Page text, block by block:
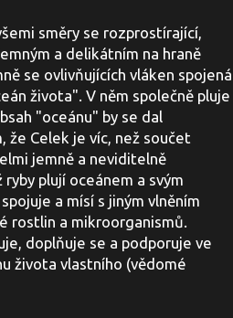
směry se rozprostírající,
a delikátním na hraně
se ovlivňujících vláken spojená
života". V něm společně pluje
"oceánu" by se dal
Celek je víc, než součet
jemně a neviditelně
plují oceánem a svým
a mísí s jiným vlněním
rostlin a mikroorganismů.
doplňuje se a podporuje ve
života vlastního (vědomé